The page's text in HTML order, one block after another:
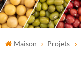
Maison Projets